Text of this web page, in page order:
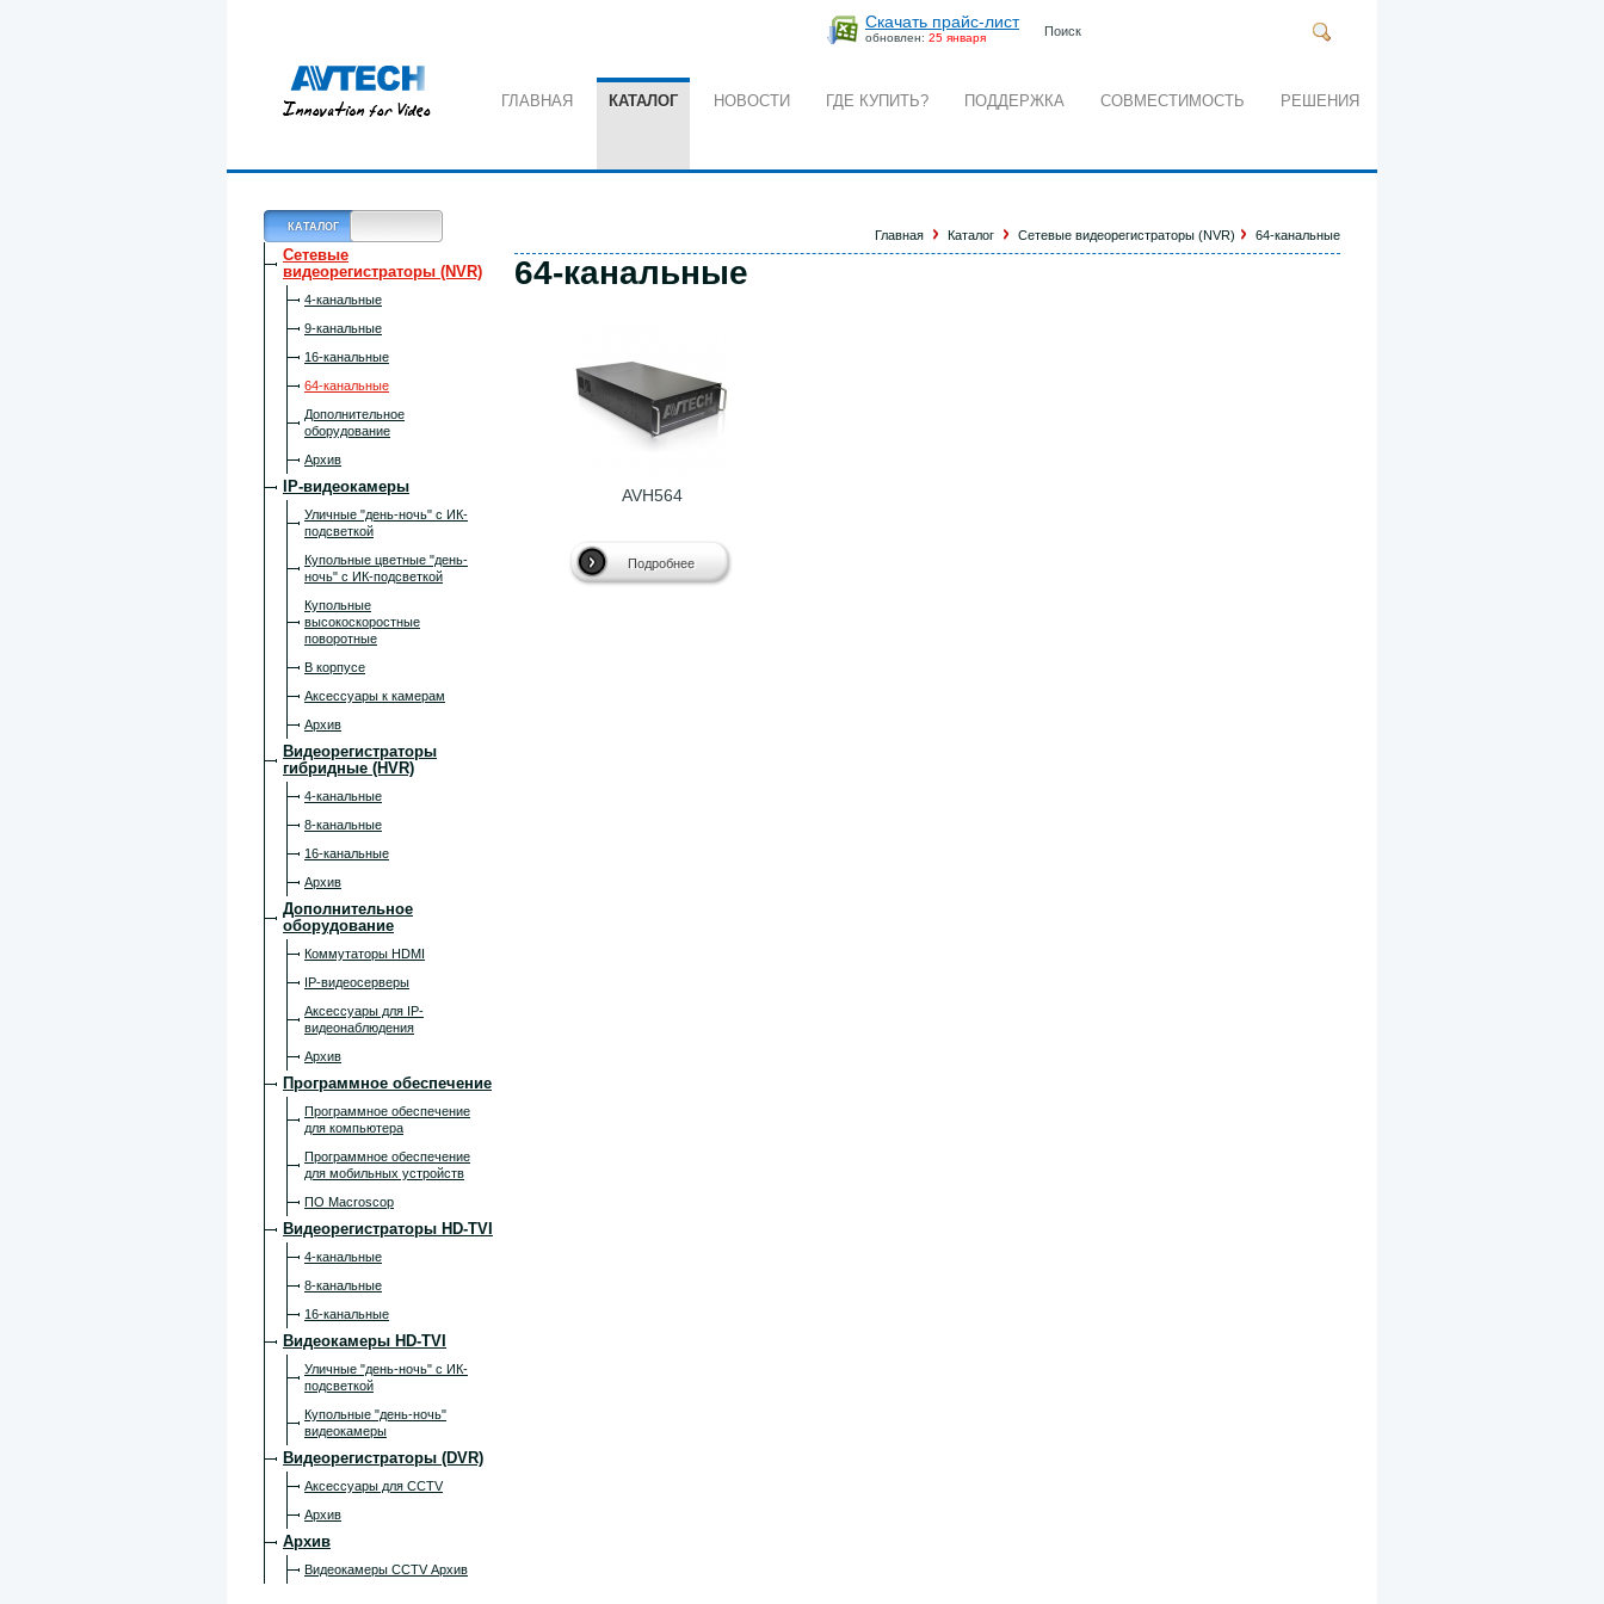
Скачать прайс-лист
обновлен: 25 января Поиск
ГЛАВНАЯ КАТАЛОГ НОВОСТИ ГДЕ КУПИТЬ? ПОДДЕРЖКА СОВМЕСТИМОСТЬ РЕШЕНИЯ
КАТАЛОГ
Сетевые
видеорегистраторы (NVR)
4-канальные
9-канальные
16-канальные
64-канальные
Дополнительное
оборудование
Архив
IP-видеокамеры
Уличные "день-ночь" с ИК-
подсветкой
Купольные цветные "день-
ночь" с ИК-подсветкой
Купольные
высокоскоростные
поворотные
В корпусе
Аксессуары к камерам
Архив
Видеорегистраторы
гибридные (HVR)
4-канальные
8-канальные
16-канальные
Архив
Дополнительное
оборудование
Коммутаторы HDMI
IP-видеосерверы
Аксессуары для IP-
видеонаблюдения
Архив
Программное обеспечение
Программное обеспечение
для компьютера
Программное обеспечение
для мобильных устройств
ПО Macroscop
Видеорегистраторы HD-TVI
4-канальные
8-канальные
16-канальные
Видеокамеры HD-TVI
Уличные "день-ночь" с ИК-
подсветкой
Купольные "день-ночь"
видеокамеры
Видеорегистраторы (DVR)
Аксессуары для CCTV
Архив
Архив
Видеокамеры CCTV Архив
Главная Каталог Сетевые видеорегистраторы (NVR) 64-канальные
64-канальные
AVH564
Подробнее